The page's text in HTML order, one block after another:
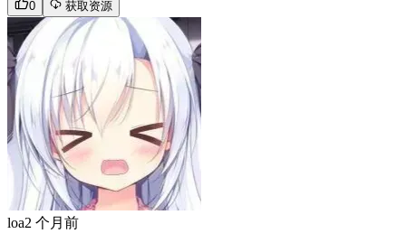
0 获取资源
loa2 个月前